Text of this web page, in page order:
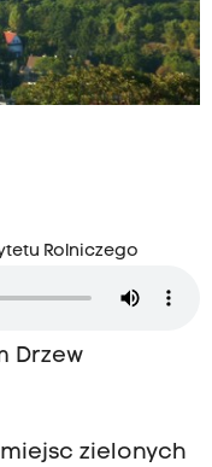
Rolniczego
Drzew
zielonych